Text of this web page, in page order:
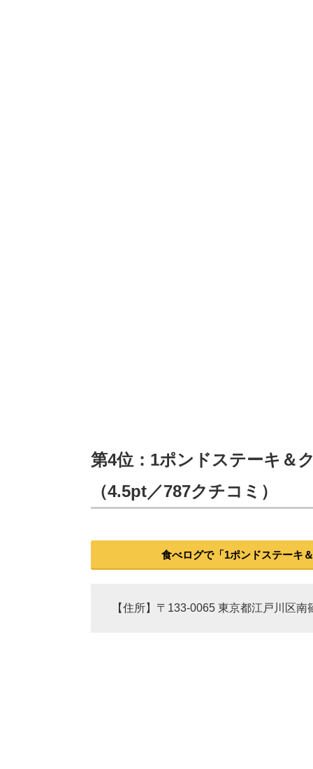
第4位：1ポンドステーキ＆
（4.5pt／787クチコミ）
食べログで「1ポンドステーキ
【住所】〒133-0065 東京都江戸川区